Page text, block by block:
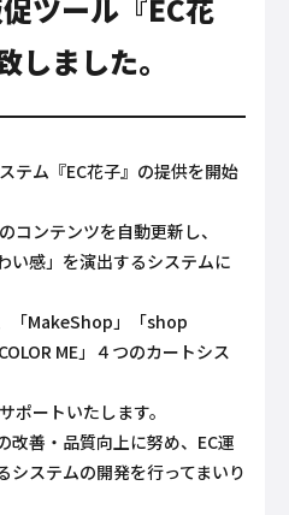
ツール『EC花
しました。
テム『EC花子』の提供を開始
コンテンツを自動更新し、
い感」を演出するシステムに
「MakeShop」「shop
ME」４つのカートシス
ポートいたします。
改善・品質向上に努め、EC運
システムの開発を行ってまいり